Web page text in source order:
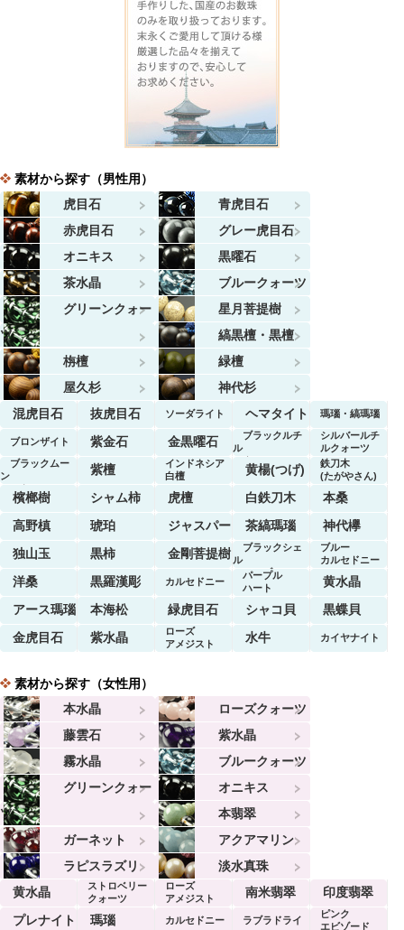
素材から探す（男性用）
虎目石
青虎目石
赤虎目石
グレー虎目石
オニキス
黒曜石
茶水晶
ブルークォーツ
グリーンクォー
ツ
星月菩提樹
縞黒檀・黒檀
栴檀
緑檀
屋久杉
神代杉
混虎目石
抜虎目石 ソーダライト ヘマタイト 瑪瑙・縞瑪瑙
ブロンザイト 紫金石 金黒曜石
ブラックルチ
ル
クォーツ
シルバールチ
ルクォーツ
ブラックムー
ン
ストーン
紫檀
インドネシア
白檀
黄楊(つげ)
鉄刀木
(たがやさん)
檳榔樹 シャム柿 虎檀 白鉄刀木
本桑
高野槙
琥珀 ジャスパー 茶縞瑪瑙
神代欅
独山玉
黒柿 金剛菩提樹
ブラックシェ
ル
マーブル
ブルー
カルセドニー
洋桑 黒羅漢彫 カルセドニー
パープル
ハート
黄水晶
アース瑪瑙
本海松 緑虎目石 シャコ貝
黒蝶貝
金虎目石
紫水晶
ローズ
アメジスト
水牛 カイヤナイト
素材から探す（女性用）
本水晶
ローズクォーツ
藤雲石
紫水晶
霧水晶
ブルークォーツ
グリーンクォー
ツ
オニキス
本翡翠
ガーネット
アクアマリン
ラピスラズリ
淡水真珠
黄水晶
ストロベリー
クォーツ
ローズ
アメジスト
南米翡翠
印度翡翠
プレナイト
瑪瑙 カルセドニー ラブラドライ
ピンク
エビゾード